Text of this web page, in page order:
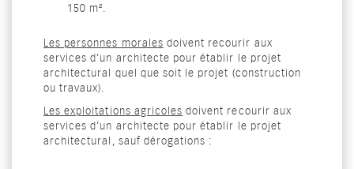
150 m².
Les personnes morales doivent recourir aux
services d’un architecte pour établir le projet
architectural quel que soit le projet (construction
ou travaux).
Les exploitations agricoles doivent recourir aux
services d’un architecte pour établir le projet
architectural, sauf dérogations :